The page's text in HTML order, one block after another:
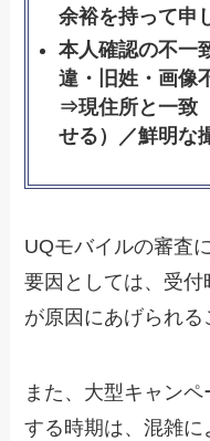
余裕を持って申
本人確認の不一
違・旧姓・画像
⇒現住所と一致
せる）／鮮明な
UQモバイルの審査
要因としては、受
が原因にあげられる
また、大型キャン
する時期は、混雑